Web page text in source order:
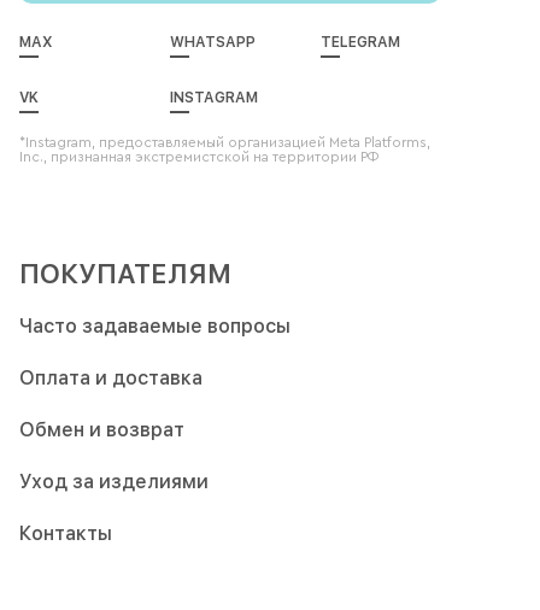
MAX WHATSAPP TELEGRAM
VK INSTAGRAM
*Instagram, предоставляемый организацией Meta Platforms,
Inc., признанная экстремистской на территории РФ
ПОКУПАТЕЛЯМ
Часто задаваемые вопросы
Оплата и доставка
Обмен и возврат
Уход за изделиями
Контакты